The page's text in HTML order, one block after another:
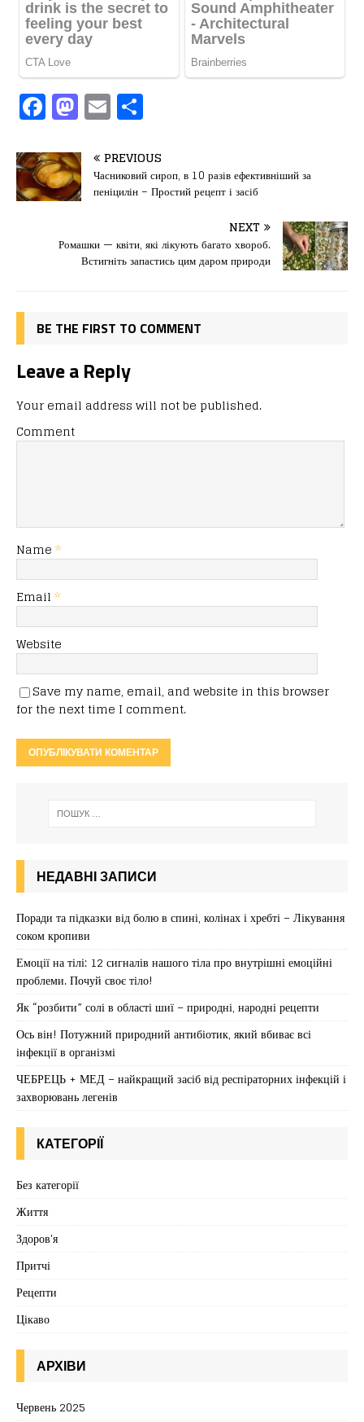
F
a
c
e
b
o
o
M
a
st
o
d
o
n
E
m
ai
l
іл
и
т
ис
я
PREVIOUS
Часниковий сироп, в 10 разів ефективніший за
пеніцилін – Простий рецепт і засіб
NEXT
Ромашки — квіти, які лікують багато хвороб.
Встигніть запастись цим даром природи
BE THE FIRST TO COMMENT
Leave a Reply
Your email address will not be published.
Comment
Name *
Email *
Website
Save my name, email, and website in this browser
for the next time I comment.
НЕДАВНІ ЗАПИСИ
Поради та підказки від болю в спині, колінах і хребті – Лікування
соком кропиви
Емоції на тілі: 12 сигналів нашого тіла про внутрішні емоційні
проблеми. Почуй своє тіло!
Як “розбити” солі в області шиї – природні, народні рецепти
Ось він! Потужний природний антибіотик, який вбиває всі
інфекції в організмі
ЧЕБРЕЦЬ + МЕД – найкращий засіб від респіраторних інфекцій і
захворювань легенів
КАТЕГОРІЇ
Без категорії
Життя
Здоров'я
Притчі
Рецепти
Цікаво
АРХІВИ
Червень 2025